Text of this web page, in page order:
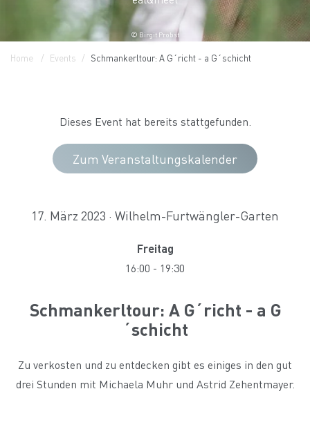
© Birgit Probst
Home Events Schmankerltour: A G´richt - a G´schicht
Dieses Event hat bereits stattgefunden.
Zum Veranstaltungskalender
17. März 2023 · Wilhelm-Furtwängler-Garten
Freitag
16:00 - 19:30
Schmankerltour: A G´richt - a G
´schicht
Zu verkosten und zu entdecken gibt es einiges in den gut
drei Stunden mit Michaela Muhr und Astrid Zehentmayer.